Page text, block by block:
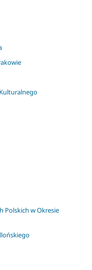
Polskich w Okresie